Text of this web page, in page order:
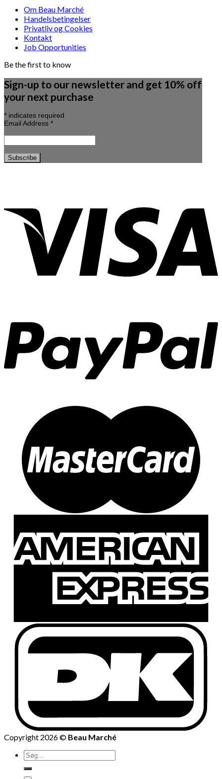
Om Beau Marché
Handelsbetingelser
Privatliv og Cookies
Kontakt
Job Opportunities
Be the first to know
Sign-up to our newsletter and get 10% off
your next purchase
* indicates required
Email Address *
Copyright 2026 © Beau Marché
Søg
efter: